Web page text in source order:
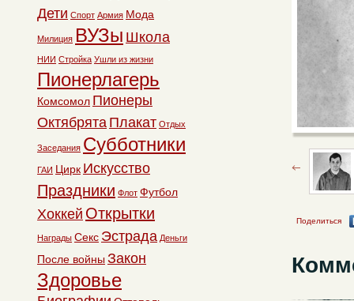
Поделиться
Дети Спорт Армия Мода
Милиция ВУЗы Школа
НИИ Стройка Ушли из жизни
Пионерлагерь
Комсомол Пионеры
Октябрята Плакат Отдых
Заседания Субботники
ГАИ Цирк Искусство
Праздники Флот Футбол
Хоккей Открытки
Награды Секс Эстрада Деньги
После войны Закон
Здоровье